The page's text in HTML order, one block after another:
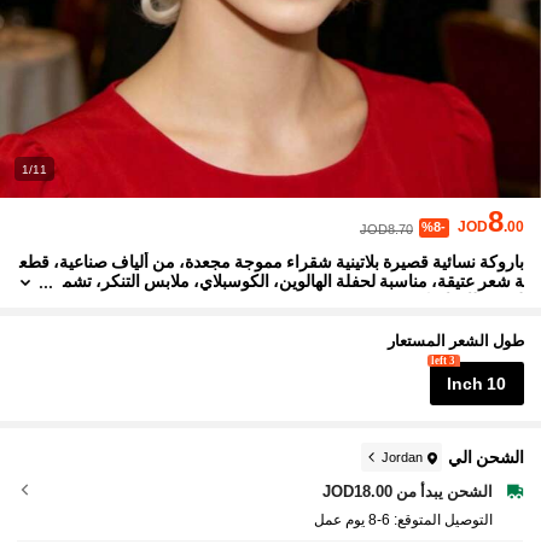
1/11
JOD8.00
%8-
JOD8.70
باروكة نسائية قصيرة بلاتينية شقراء مموجة مجعدة، من ألياف صناعية، قطع
ة شعر عتيقة، مناسبة لحفلة الهالوين، الكوسبلاي، ملابس التنكر، تشم
طول الشعر المستعار
10 Inch
3 left
الشحن الي Jordan
الشحن يبدأ من JOD18.00
التوصيل المتوقع: 6-8 يوم عمل